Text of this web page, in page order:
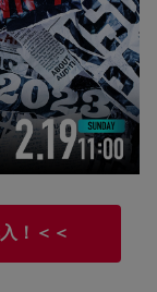
！＜＜